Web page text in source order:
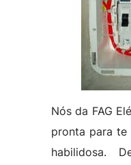
Nós da FAG
pronta para te
habilidosa.